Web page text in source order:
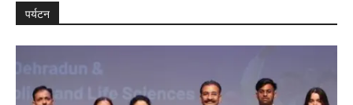
पर्यटन